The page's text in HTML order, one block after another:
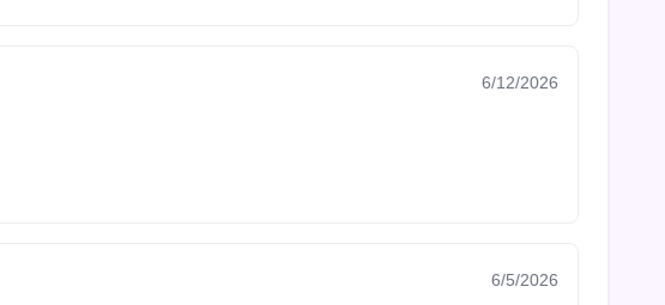
6/12/2026
6/5/2026